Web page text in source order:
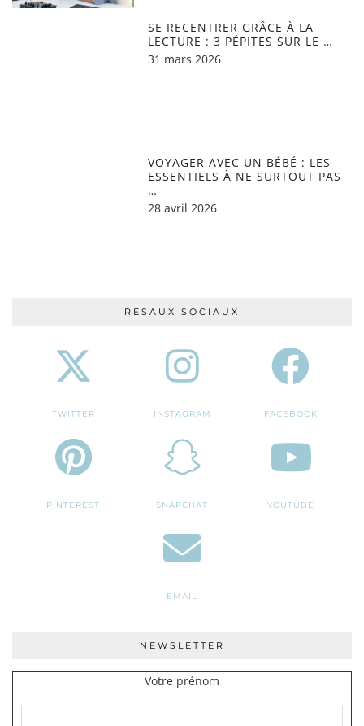
SE RECENTRER GRÂCE À LA
LECTURE : 3 PÉPITES SUR LE …
31 mars 2026
VOYAGER AVEC UN BÉBÉ : LES
ESSENTIELS À NE SURTOUT PAS
…
28 avril 2026
RESAUX SOCIAUX
TWITTER INSTAGRAM FACEBOOK
PINTEREST SNAPCHAT YOUTUBE
EMAIL
NEWSLETTER
Votre prénom